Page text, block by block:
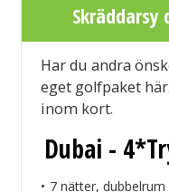
Har du andra
eget golfpaket
inom kort.
Dubai -
7 nätter, dubbelrum